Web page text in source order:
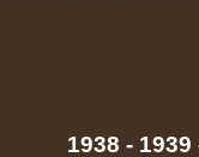
1938 -